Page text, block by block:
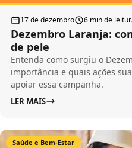
17 de dezembro 6 min de
Dezembro Laranja:
de pele
Entenda como surgiu o
importância e quais ações
apoiar essa campanha.
LER MAIS
Saúde e Bem-Estar